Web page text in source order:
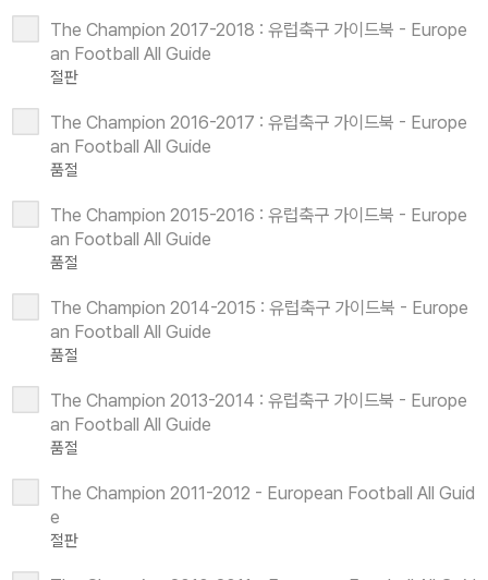
The Champion 2017-2018 : 유럽축구 가이드북 - Europe
an Football All Guide
절판
The Champion 2016-2017 : 유럽축구 가이드북 - Europe
an Football All Guide
품절
The Champion 2015-2016 : 유럽축구 가이드북 - Europe
an Football All Guide
품절
The Champion 2014-2015 : 유럽축구 가이드북 - Europe
an Football All Guide
품절
The Champion 2013-2014 : 유럽축구 가이드북 - Europe
an Football All Guide
품절
The Champion 2011-2012 - European Football All Guid
e
절판